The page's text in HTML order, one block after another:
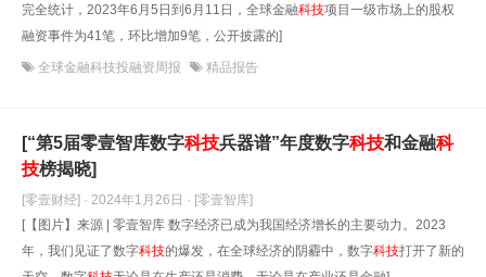
完全统计，2023年6月5日到6月11日，全球金融科技项目一级市场上的股权
融资事件为41笔，环比增加9笔，公开披露的]
全球金融科技投融资周报 精品报告
[“第5届零壹智库数字科技兵器谱”年度数字科技和金融科
技榜揭晓]
[零壹财经] · 2024年1月26日 · [零壹智库]
[【图片】来源 | 零壹智库 数字经济已成为我国经济增长的主要动力。2023
年，我们见证了数字科技的爆发，在全球经济的阴霾中，数字科技打开了新的